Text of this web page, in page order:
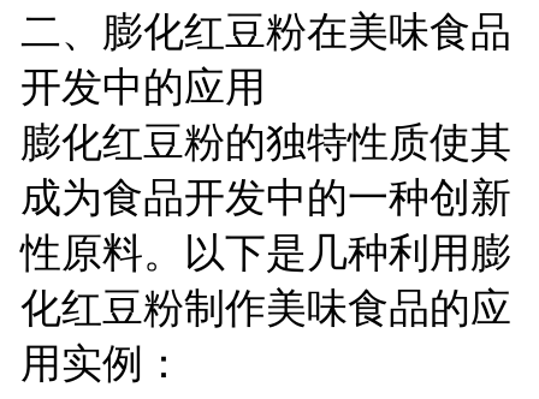
二、膨化红豆粉在美味食品
开发中的应用
膨化红豆粉的独特性质使其
成为食品开发中的一种创新
性原料。以下是几种利用膨
化红豆粉制作美味食品的应
用实例：